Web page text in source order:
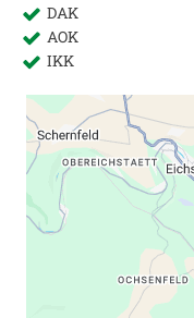
DAK
AOK
IKK